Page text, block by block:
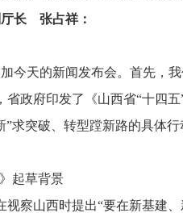
长 张占祥：
今天的新闻发布会。 首先， 我
省政府印发了《山西省“十四
求突破、 转型蹚新路的具体行
起草背景
视察山西时提出“要在新基建、